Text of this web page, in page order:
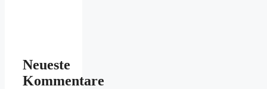
Neueste
Kommentare